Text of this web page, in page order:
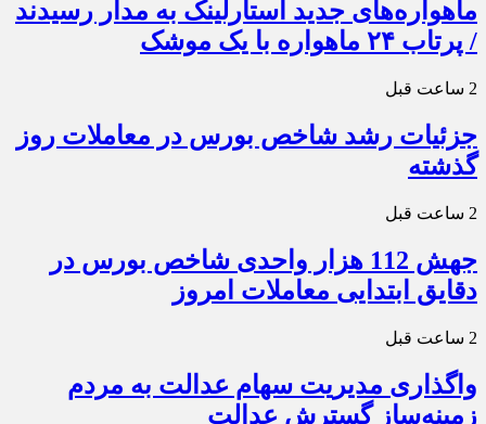
ماهواره‌های جدید استارلینک به مدار رسیدند
/ پرتاب ۲۴ ماهواره با یک موشک
2 ساعت قبل
جزئیات رشد شاخص بورس در معاملات روز
گذشته
2 ساعت قبل
جهش 112 هزار واحدی شاخص بورس در
دقایق ابتدایی معاملات امروز
2 ساعت قبل
واگذاری مدیریت سهام عدالت به مردم
زمینه‌ساز گسترش عدالت